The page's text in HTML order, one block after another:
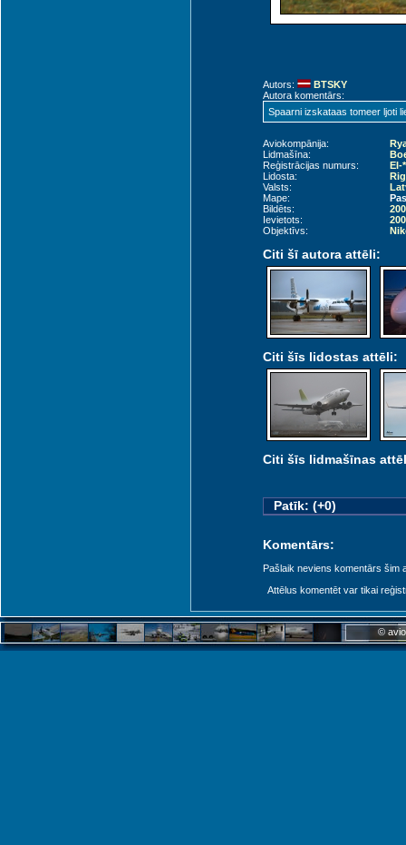
Autors:
BTSKY
Autora komentārs:
Spaarni izskataas tomeer ljoti
Aviokompānija:
Lidmašīna:
Reģistrācijas numurs:
EI-
Lidosta:
Valsts:
Mape:
Bildēts:
Ievietots:
Objektīvs:
Citi šī autora attēli:
Citi šīs lidostas attēli:
Citi šīs lidmašīnas
Patīk: (+0)
Komentārs:
Pašlaik neviens komentārs šim
Attēlus komentēt var tikai
©